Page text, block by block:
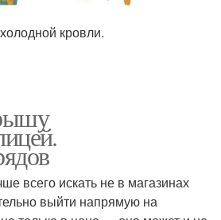
кровли.
всего искать не в магазинах
выйти напрямую на